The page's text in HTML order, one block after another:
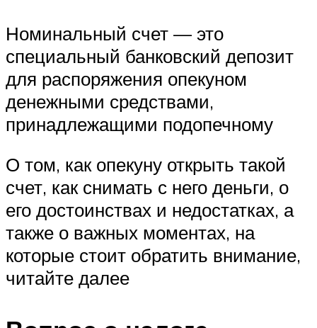
Номинальный счет — это
специальный банковский депозит
для распоряжения опекуном
денежными средствами,
принадлежащими подопечному
О том, как опекуну открыть такой
счет, как снимать с него деньги, о
его достоинствах и недостатках, а
также о важных моментах, на
которые стоит обратить внимание,
читайте далее